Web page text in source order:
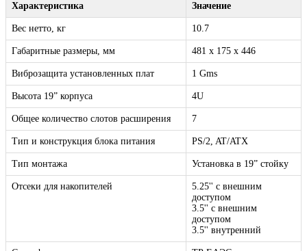
Характеристика Значение
Вес нетто, кг 10.7
Габаритные размеры, мм 481 x 175 x 446
Виброзащита установленных плат 1 Gms
Высота 19” корпуса 4U
Общее количество слотов расширения 7
Тип и конструкция блока питания PS/2, AT/ATX
Тип монтажа Установка в 19” стойку
Отсеки для накопителей
5.25'' с внешним
доступом
3.5'' с внешним
доступом
3.5'' внутренний